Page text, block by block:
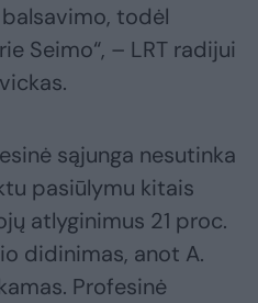
todėl
Seimo“, – LRT radijui
sąjunga nesutinka
pasiūlymu kitais
atlyginimus 21 proc.
didinimas, anot A.
Profesinė